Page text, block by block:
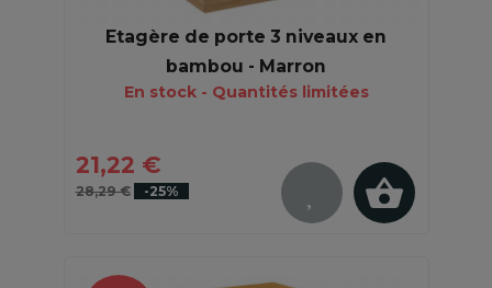
Etagère de porte 3 niveaux en
bambou - Marron
En stock - Quantités limitées
21,22 €
28,29 € -25%